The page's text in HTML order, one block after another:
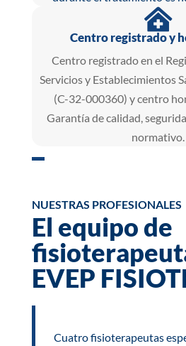

Centro registrado y
Centro registrado en el
Servicios y Establecimientos
(C-32-000360) y centro
Garantía de calidad,
normativo.
NUESTRAS PROFESIONALES
El equipo de
EVEP
Cuatro fisioterapeutas